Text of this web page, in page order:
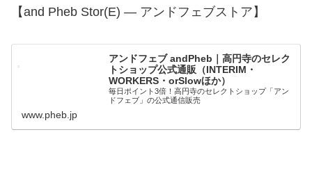
【and Pheb Stor(E) — アンドフェブストア】
アンドフェブ andPheb｜高円寺のセレク
トショップ公式通販（INTERIM・
WORKERS・orSlowほか）
毎日ポイント3倍！高円寺のセレクトショップ「アン
ドフェブ」の公式通信販売
www.pheb.jp